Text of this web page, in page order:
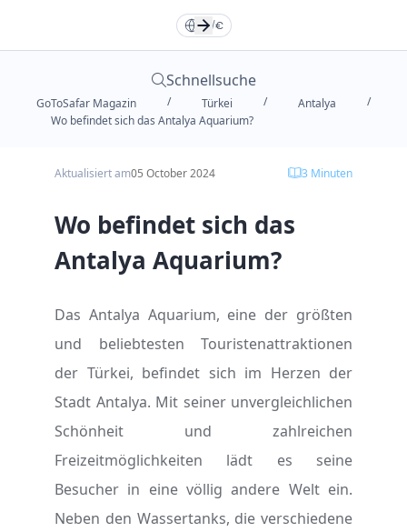
DE/€
TR English
فارسی FA العربية AR
Toman TL
GoToSafar Magazin / Türkei / Antalya
/
Wo befindet sich das Antalya Aquarium?
Schnellsuche
Aktualisiert am05 October 2024 3 Minuten
Wo befindet sich das
Antalya Aquarium?
Das Antalya Aquarium, eine der größten
und beliebtesten Touristenattraktionen
der Türkei, befindet sich im Herzen der
Stadt Antalya. Mit seiner unvergleichlichen
Schönheit und zahlreichen
Freizeitmöglichkeiten lädt es seine
Besucher in eine völlig andere Welt ein.
Neben den Wassertanks, die verschiedene
TR English
فارسی FA العربية AR
Toman TL